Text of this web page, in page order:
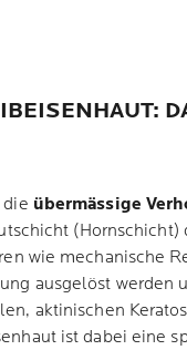
übermässige
(Hornschicht)
wie mechanische
ausgelöst werden
aktinischen
ist dabei eine